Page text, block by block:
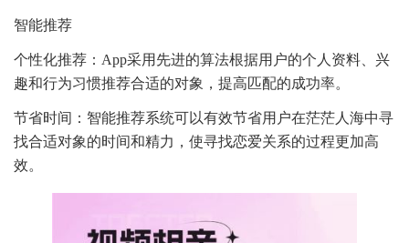
智能推荐
个性化推荐：App采用先进的算法根据用户的个人资料、兴
趣和行为习惯推荐合适的对象，提高匹配的成功率。
节省时间：智能推荐系统可以有效节省用户在茫茫人海中寻
找合适对象的时间和精力，使寻找恋爱关系的过程更加高
效。